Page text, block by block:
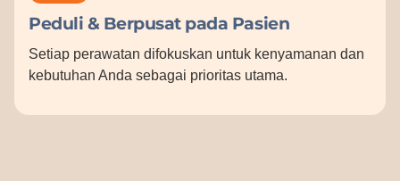
Peduli & Berpusat pada Pasien
Setiap perawatan difokuskan untuk kenyamanan dan
kebutuhan Anda sebagai prioritas utama.